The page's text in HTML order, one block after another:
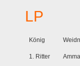
LP
König
1. Ritter